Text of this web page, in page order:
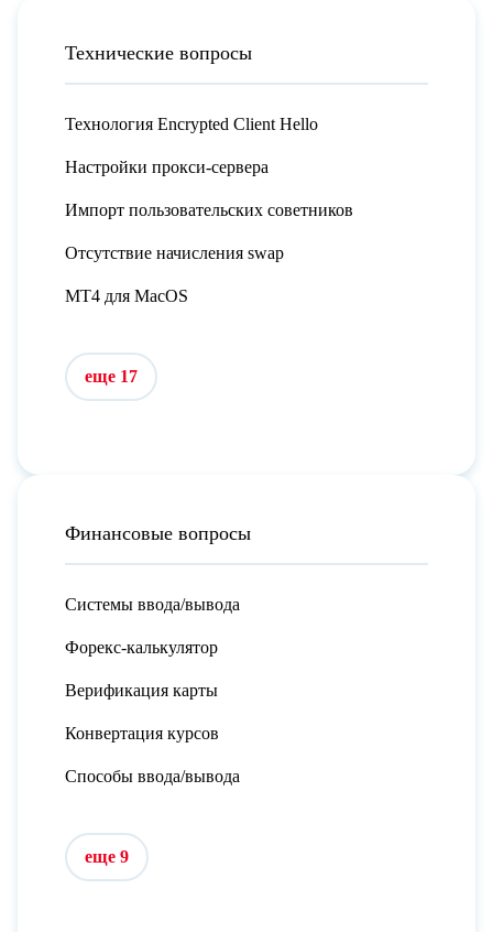
Технические вопросы
Технология Encrypted Client Hello
Настройки прокси-сервера
Импорт пользовательских советников
Отсутствие начисления swap
MT4 для MacOS
еще 17
Финансовые вопросы
Системы ввода/вывода
Форекс-калькулятор
Верификация карты
Конвертация курсов
Способы ввода/вывода
еще 9